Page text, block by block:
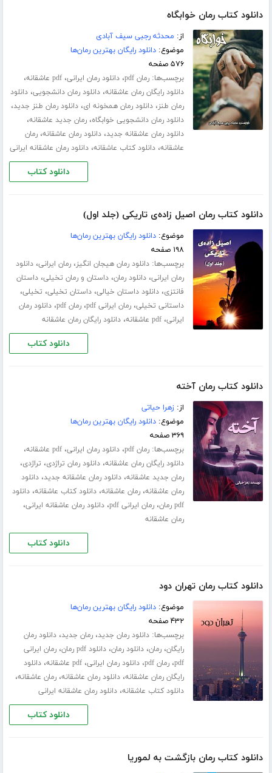
دانلود کتاب رمان خوابگاه
از: محدثه رجبی سیف آبادی
موضوع:دانلود رایگان بهترین رمان‌ها
۵۷۶ صفحه
برچسب‌ها:رمان pdf ،دانلود رمان ایرانی،pdf عاشقانه ،
دانلود رایگان رمان عاشقانه،دانلود رمان دانشجویی،دانلود
رمان طنز،دانلود رمان همخونه ای،دانلود رمان طنز جدید،
دانلود رمان دانشجویی خوابگاه،رمان جدید عاشقانه،
دانلود رمان عاشقانه جدید،دانلود رمان عاشقانه،رمان
عاشقانه،دانلود کتاب عاشقانه،دانلود رمان عاشقانه ایرانی
دانلود کتاب
دانلود کتاب رمان اصیل زاده‌ی تاریکی (جلد اول)
موضوع:دانلود رایگان بهترین رمان‌ها
۱۹۸ صفحه
برچسب‌ها:دانلود رمان هیجان انگیز،رمان ایرانی،دانلود
رمان ایرانی،دانلود رمان،داستان و رمان تخیلی،داستان
فانتزی،دانلود داستان خیالی،داستان تخیلی، تخیلی،
داستانی تخیلی،رمان ایرانی pdf ،رمان pdf ،دانلود رمان
ایرانی،pdf عاشقانه ،دانلود رایگان رمان عاشقانه
دانلود کتاب
دانلود کتاب رمان آخته
از:زهرا حیاتی
موضوع:دانلود رایگان بهترین رمان‌ها
۳۶۹ صفحه
برچسب‌ها:رمان pdf ،دانلود رمان ایرانی،pdf عاشقانه ،
دانلود رایگان رمان عاشقانه،دانلود رمان تراژدی، تراژدی،
رمان جدید عاشقانه،دانلود رمان عاشقانه جدید،دانلود
رمان عاشقانه،رمان عاشقانه،دانلود کتاب عاشقانه،دانلود
pdf رمان
،رمان ایرانی pdf ،دانلود رمان عاشقانه ایرانی،
رمان عاشقانه
دانلود کتاب
دانلود کتاب رمان تهران دود
موضوع:دانلود رایگان بهترین رمان‌ها
۴۳۲ صفحه
برچسب‌ها:دانلود رمان جدید،رمان جدید،دانلود رمان
رایگان،رمان،دانلود رمان،دانلود pdf رمان ،رمان ایرانی
pdf،رمان pdf ،دانلود رمان ایرانی،pdf عاشقانه ،دانلود
رایگان رمان عاشقانه،دانلود رمان عاشقانه،رمان عاشقانه،
دانلود کتاب عاشقانه،دانلود رمان عاشقانه ایرانی
دانلود کتاب
دانلود کتاب رمان بازگشت به لموریا